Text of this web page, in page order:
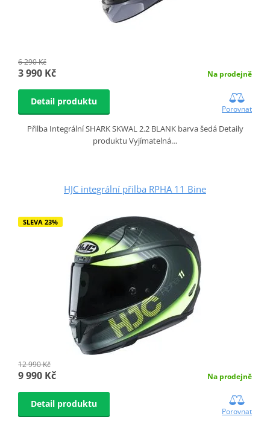
6 290 Kč
3 990 Kč Na prodejně
Detail produktu
Porovnat
Přilba Integrální SHARK SKWAL 2.2 BLANK barva šedá Detaily
produktu Vyjímatelná…
HJC integrální přilba RPHA 11 Bine
SLEVA 23%
12 990 Kč
9 990 Kč Na prodejně
Detail produktu
Porovnat